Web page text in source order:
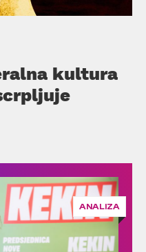
kultura
ANALIZA